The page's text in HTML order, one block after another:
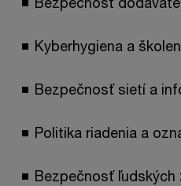
Kyberhygiena a
Bezpečnosť sietí a
Politika riadenia a
Bezpečnosť ľudských